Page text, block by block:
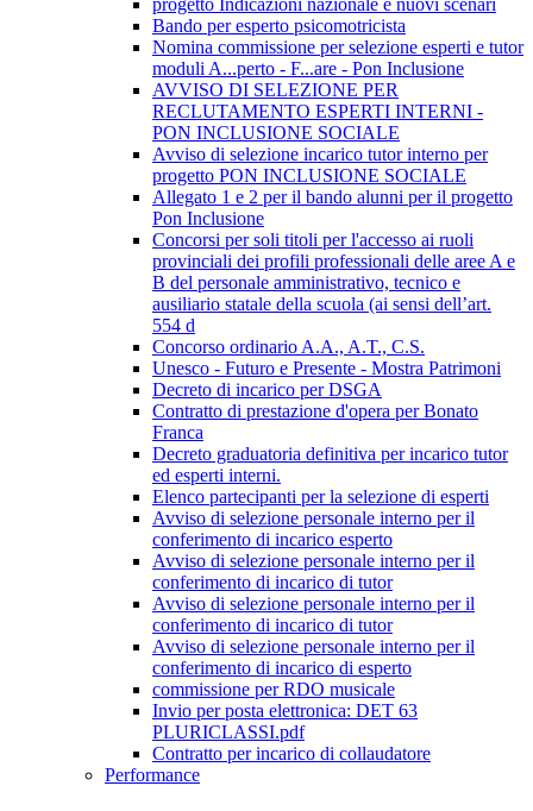
progetto Indicazioni nazionale e nuovi scenari
Bando per esperto psicomotricista
Nomina commissione per selezione esperti e tutor
moduli A...perto - F...are - Pon Inclusione
AVVISO DI SELEZIONE PER
RECLUTAMENTO ESPERTI INTERNI -
PON INCLUSIONE SOCIALE
Avviso di selezione incarico tutor interno per
progetto PON INCLUSIONE SOCIALE
Allegato 1 e 2 per il bando alunni per il progetto
Pon Inclusione
Concorsi per soli titoli per l'accesso ai ruoli
provinciali dei profili professionali delle aree A e
B del personale amministrativo, tecnico e
ausiliario statale della scuola (ai sensi dell’art.
554 d
Concorso ordinario A.A., A.T., C.S.
Unesco - Futuro e Presente - Mostra Patrimoni
Decreto di incarico per DSGA
Contratto di prestazione d'opera per Bonato
Franca
Decreto graduatoria definitiva per incarico tutor
ed esperti interni.
Elenco partecipanti per la selezione di esperti
Avviso di selezione personale interno per il
conferimento di incarico esperto
Avviso di selezione personale interno per il
conferimento di incarico di tutor
Avviso di selezione personale interno per il
conferimento di incarico di tutor
Avviso di selezione personale interno per il
conferimento di incarico di esperto
commissione per RDO musicale
Invio per posta elettronica: DET 63
PLURICLASSI.pdf
Contratto per incarico di collaudatore
Performance